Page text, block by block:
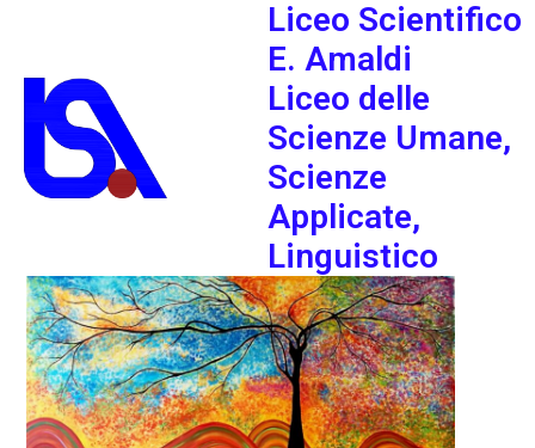
Liceo Scientifico
E. Amaldi
Liceo delle
Scienze Umane,
Scienze
Applicate,
Linguistico